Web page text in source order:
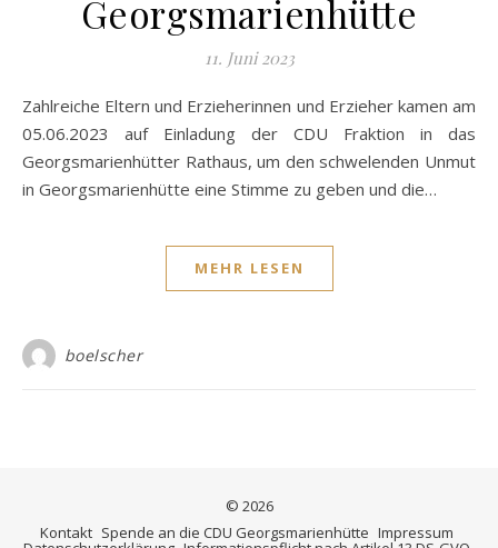
Georgsmarienhütte
11. Juni 2023
Zahlreiche Eltern und Erzieherinnen und Erzieher kamen am
05.06.2023 auf Einladung der CDU Fraktion in das
Georgsmarienhütter Rathaus, um den schwelenden Unmut
in Georgsmarienhütte eine Stimme zu geben und die…
MEHR LESEN
boelscher
© 2026
Kontakt Spende an die CDU Georgsmarienhütte Impressum